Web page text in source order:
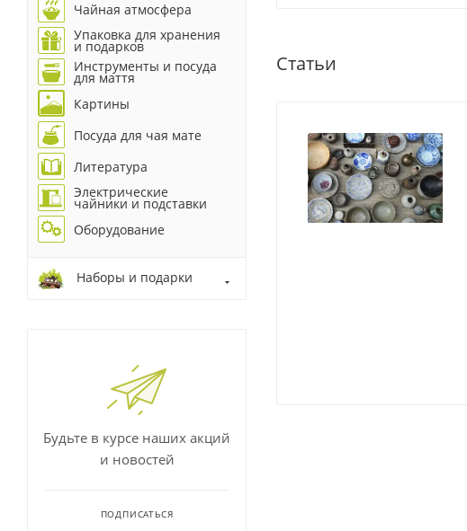
Статьи
Чайная атмосфера
Упаковка для хранения
и подарков
Инструменты и посуда
для маття
Картины
Посуда для чая мате
Литература
Электрические
чайники и подставки
Оборудование
Наборы и подарки
Будьте в курсе наших акций
и новостей
ПОДПИСАТЬСЯ